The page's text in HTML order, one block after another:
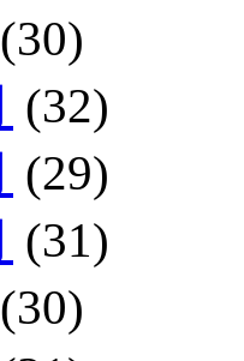
(30)
(32)
(29)
(31)
(30)